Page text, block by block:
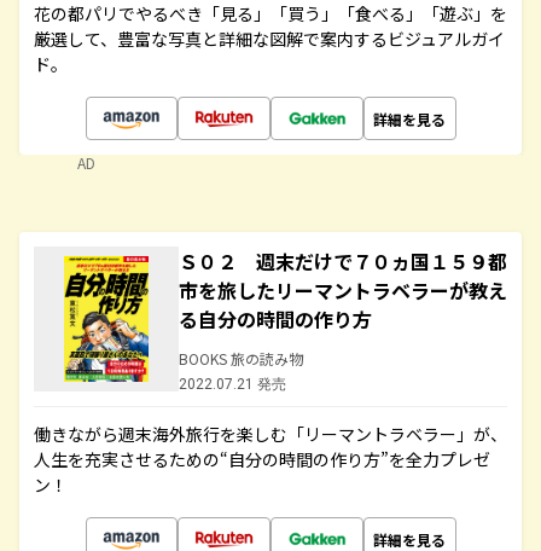
花の都パリでやるべき「見る」「買う」「食べる」「遊ぶ」を
厳選して、豊富な写真と詳細な図解で案内するビジュアルガイ
ド。
詳細を見る
AD
Ｓ０２ 週末だけで７０ヵ国１５９都
市を旅したリーマントラベラーが教え
る自分の時間の作り方
BOOKS 旅の読み物
2022.07.21 発売
働きながら週末海外旅行を楽しむ「リーマントラベラー」が、
人生を充実させるための“自分の時間の作り方”を全力プレゼ
ン！
詳細を見る